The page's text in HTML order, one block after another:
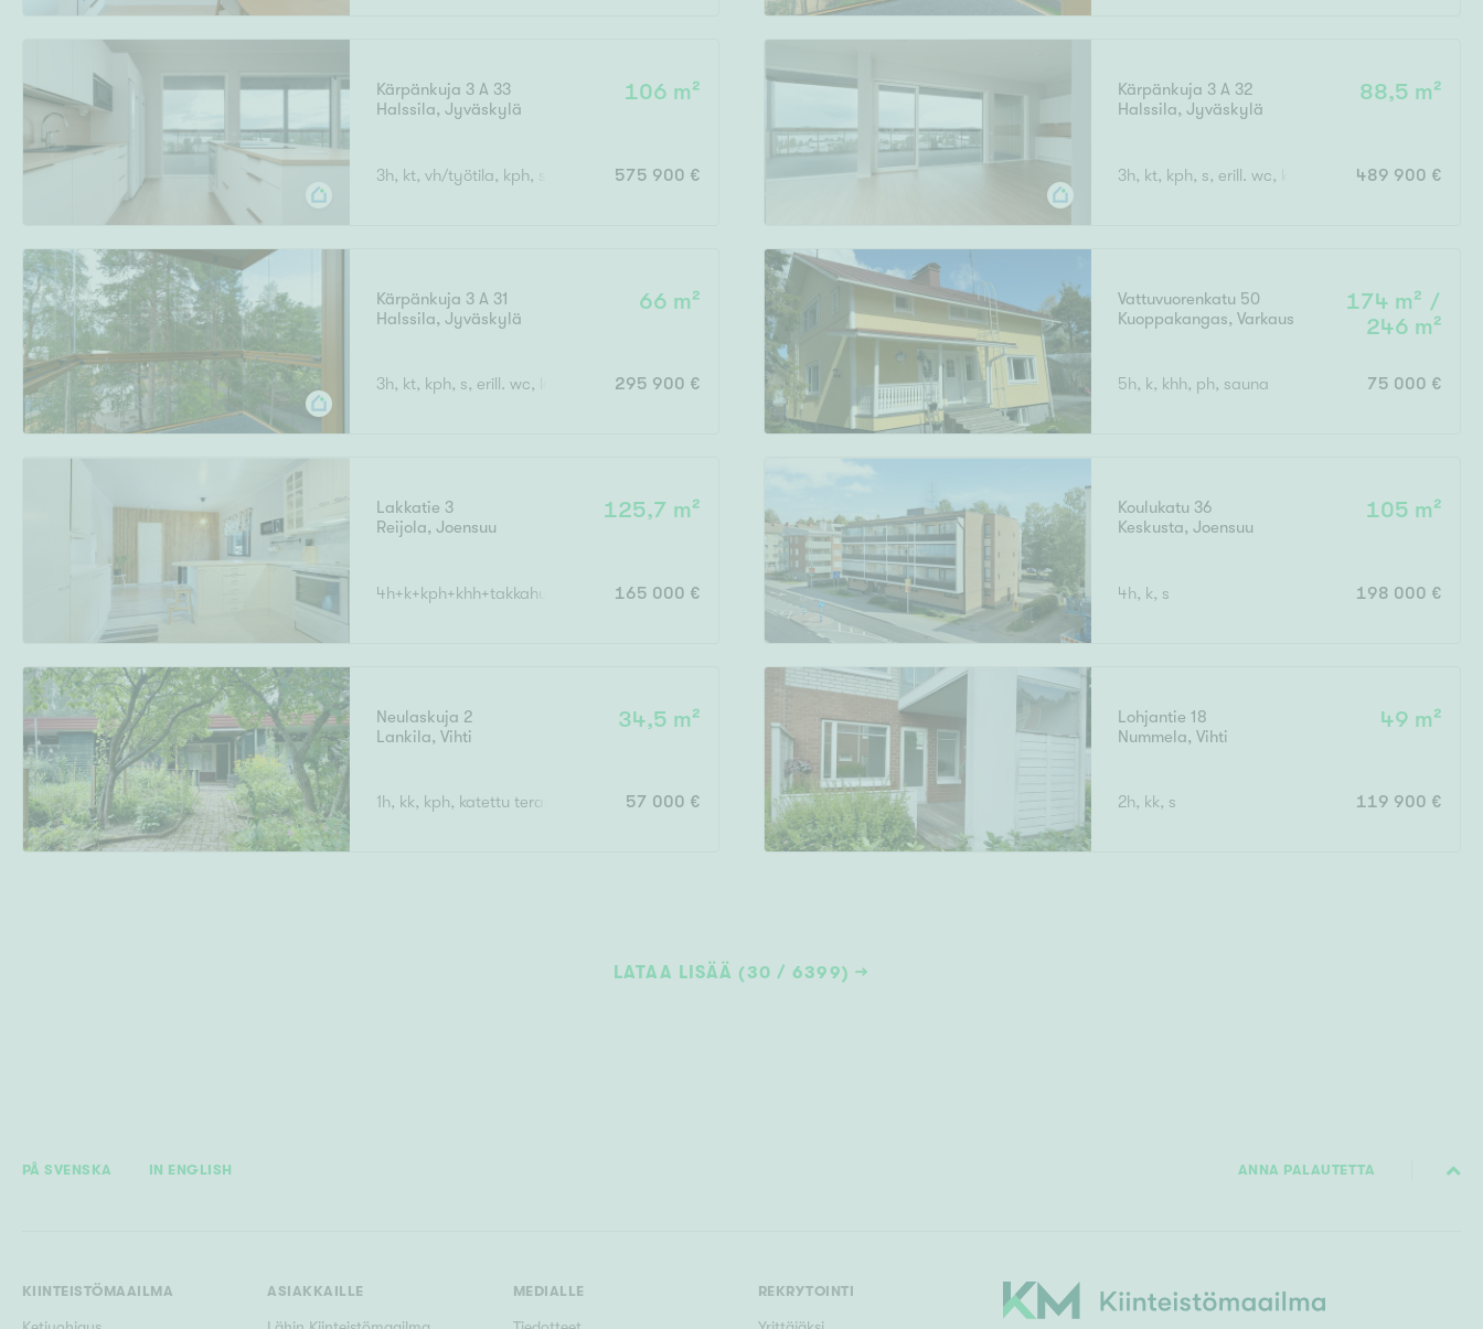
Kärpänkuja 3 A 33
Halssila,Jyväskylä
106 m²
3h, kt, vh/työtila, kph, s, khh,/vh, erill. wc, kattoterassi
575 900 €
Kärpänkuja 3 A 32
Halssila,Jyväskylä
88,5 m²
3h, kt, kph, s, erill. wc, kattoterassi489 900 €
Kärpänkuja 3 A 31
Halssila,Jyväskylä
66 m²
3h, kt, kph, s, erill. wc, lasit. parveke295 900 €
Vattuvuorenkatu 50
Kuoppakangas,Varkaus
174 m² /
246 m²
5h, k, khh, ph, sauna 75 000 €
Lakkatie 3
Reijola,Joensuu
125,7 m²
4h+k+kph+khh+takkahuone+autotalli ja pihasauna
165 000 €
Koulukatu 36
Keskusta,Joensuu
105 m²
4h, k, s 198 000 €
Neulaskuja 2
Lankila,Vihti
34,5 m²
1h, kk, kph, katettu terassi 57 000 €
Lohjantie 18
Nummela,Vihti
49 m²
2h, kk, s 119 900 €
LATAA LISÄÄ (30 / 6399)
PÅ SVENSKA IN ENGLISH ANNA PALAUTETTA
KIINTEISTÖMAAILMA ASIAKKAILLE MEDIALLE REKRYTOINTI